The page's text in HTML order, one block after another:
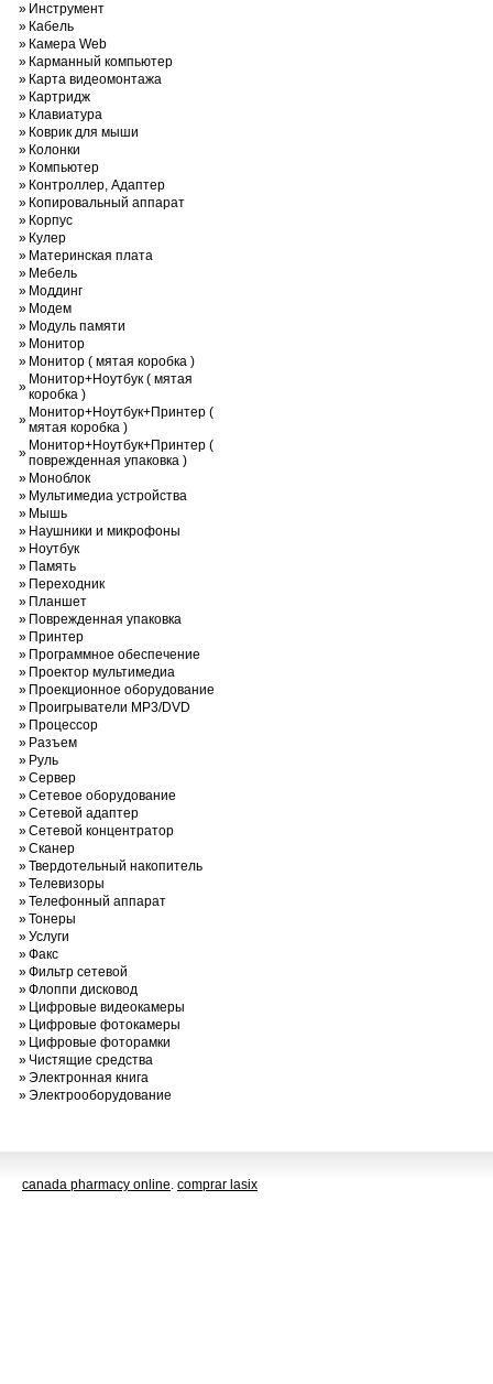
» Инструмент
» Кабель
» Камера Web
» Карманный компьютер
» Карта видеомонтажа
» Картридж
» Клавиатура
» Коврик для мыши
» Колонки
» Компьютер
» Контроллер, Адаптер
» Копировальный аппарат
» Корпус
» Кулер
» Материнская плата
» Мебель
» Моддинг
» Модем
» Модуль памяти
» Монитор
» Монитор ( мятая коробка )
» Монитор+Ноутбук ( мятая
коробка )
» Монитор+Ноутбук+Принтер (
мятая коробка )
» Монитор+Ноутбук+Принтер (
поврежденная упаковка )
» Моноблок
» Мультимедиа устройства
» Мышь
» Наушники и микрофоны
» Ноутбук
» Память
» Переходник
» Планшет
» Поврежденная упаковка
» Принтер
» Программное обеспечение
» Проектор мультимедиа
» Проекционное оборудование
» Проигрыватели MP3/DVD
» Процессор
» Разъем
» Руль
»Сервер
»Сетевое оборудование
»Сетевой адаптер
»Сетевой концентратор
»Сканер
»Твердотельный накопитель
»Телевизоры
»Телефонный аппарат
»Тонеры
»Услуги
»Факс
»Фильтр сетевой
»Флоппи дисковод
» Цифровые видеокамеры
» Цифровые фотокамеры
» Цифровые фоторамки
» Чистящие средства
»Электронная книга
»Электрооборудование
canada pharmacy online. comprar lasix